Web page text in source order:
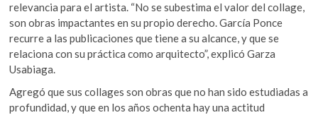
relevancia para el artista. “No se subestima el valor del collage,
son obras impactantes en su propio derecho. García Ponce
recurre a las publicaciones que tiene a su alcance, y que se
relaciona con su práctica como arquitecto”, explicó Garza
Usabiaga.
Agregó que sus collages son obras que no han sido estudiadas a
profundidad, y que en los años ochenta hay una actitud